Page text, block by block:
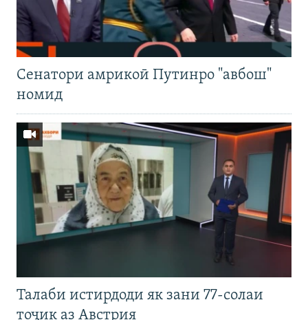
Cенатори амрикоӣ Путинро "авбош"
номид
Талаби истирдоди як зани 77-солаи
тоҷик аз Австрия